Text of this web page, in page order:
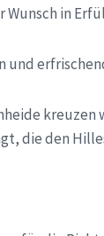
Wunsch in
und
kreuzen
die den